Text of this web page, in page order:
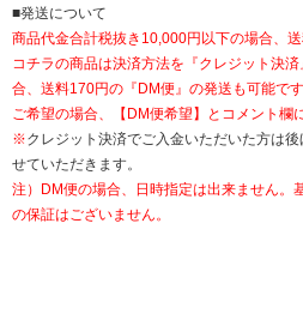
■発送について
商品代金合計税抜き10,000円以下の場合、送
コチラの商品は決済方法を『クレジット決
合、送料170円の『DM便』の発送も可能です
ご希望の場合、【DM便希望】とコメント欄
※クレジット決済でご入金いただいた方は
せていただきます。
注）DM便の場合、日時指定は出来ません。
の保証はございません。